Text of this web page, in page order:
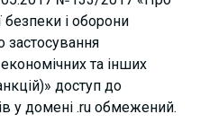
і оборони
застосування
та інших
доступ до
у домені .ru обмежений.